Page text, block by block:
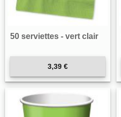
50 serviettes - vert clair
3,39 €